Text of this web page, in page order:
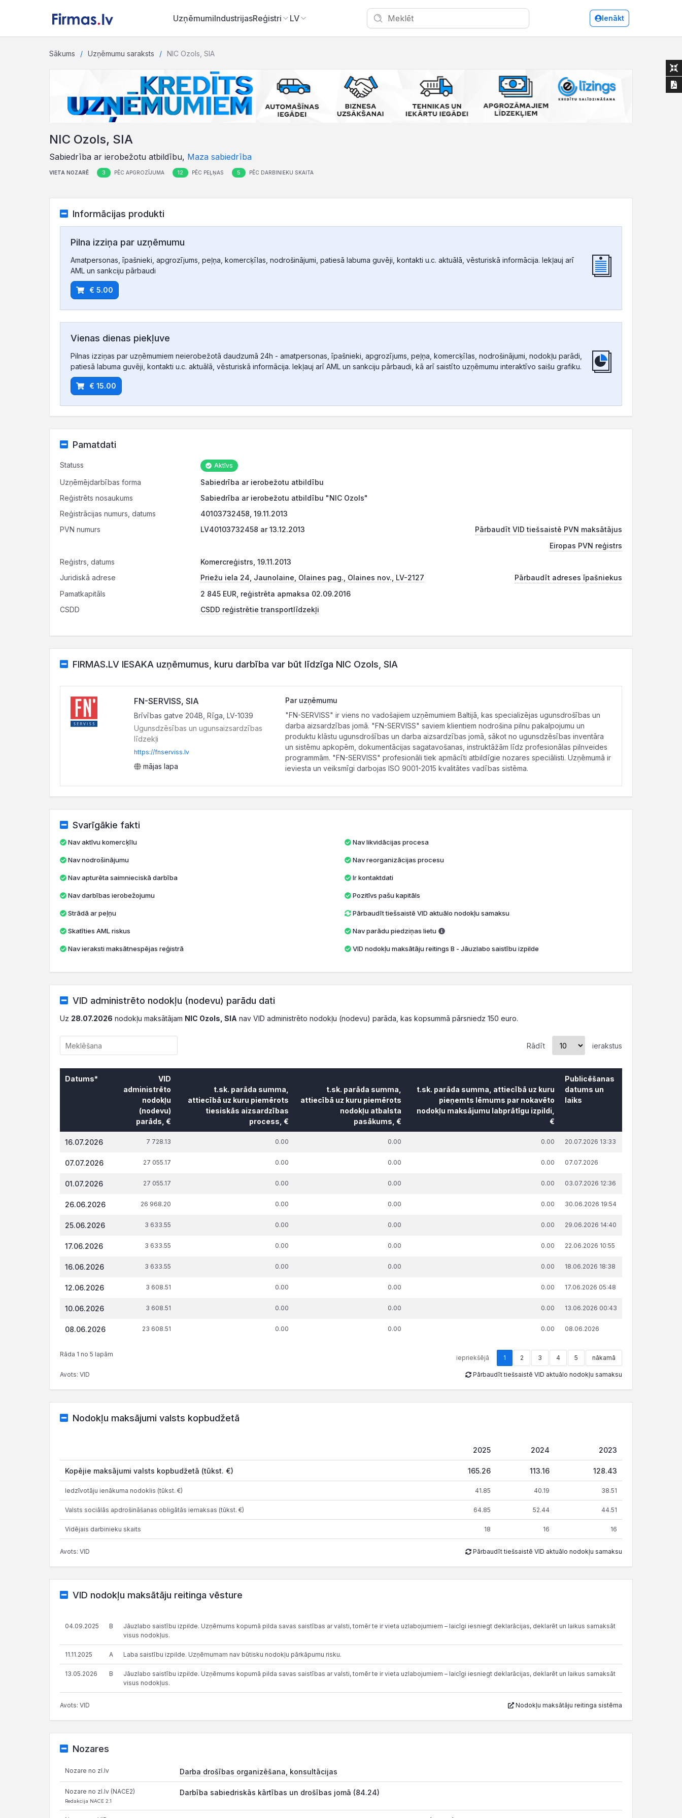
UzņēmumiIndustrijasReģistri LV Ienākt
Sākums Uzņēmumu saraksts NIC Ozols, SIA
NIC Ozols, SIA
Sabiedrība ar ierobežotu atbildību, Maza sabiedrība
VIETA NOZARĒ 3 PĒC APGROZĪJUMA 12 PĒC PEĻŅAS 5 PĒC DARBINIEKU SKAITA
Informācijas produkti
Pilna izziņa par uzņēmumu
Amatpersonas, īpašnieki, apgrozījums, peļņa, komercķīlas, nodrošinājumi, patiesā labuma guvēji, kontakti u.c. aktuālā, vēsturiskā informācija. Iekļauj arī
AML un sankciju pārbaudi
€ 5.00
Vienas dienas piekļuve
Pilnas izziņas par uzņēmumiem neierobežotā daudzumā 24h - amatpersonas, īpašnieki, apgrozījums, peļņa, komercķīlas, nodrošinājumi, nodokļu parādi,
patiesā labuma guvēji, kontakti u.c. aktuālā, vēsturiskā informācija. Iekļauj arī AML un sankciju pārbaudi, kā arī saistīto uzņēmumu interaktīvo saišu grafiku.
€ 15.00
Pamatdati
Statuss Aktīvs
Uzņēmējdarbības forma
Sabiedrība ar ierobežotu atbildību
Reģistrēts nosaukums
Sabiedrība ar ierobežotu atbildību "NIC Ozols"
Reģistrācijas numurs, datums
40103732458, 19.11.2013
PVN numurs
LV40103732458 ar 13.12.2013
Pārbaudīt VID tiešsaistē PVN maksātājus
Eiropas PVN reģistrs
Reģistrs, datums
Komercreģistrs, 19.11.2013
Juridiskā adrese
Priežu iela 24, Jaunolaine, Olaines pag., Olaines nov., LV-2127
Pārbaudīt adreses īpašniekus
Pamatkapitāls
2 845 EUR, reģistrēta apmaksa 02.09.2016
CSDD
CSDD reģistrētie transportlīdzekļi
FIRMAS.LV IESAKA uzņēmumus, kuru darbība var būt līdzīga NIC Ozols, SIA
FN-SERVISS, SIA
Brīvības gatve 204B, Rīga, LV-1039
Ugunsdzēsības un ugunsaizsardzības
līdzekļi
https://fnserviss.lv
mājas lapa
Par uzņēmumu
"FN-SERVISS" ir viens no vadošajiem uzņēmumiem Baltijā, kas specializējas ugunsdrošības un
darba aizsardzības jomā. "FN-SERVISS" saviem klientiem nodrošina pilnu pakalpojumu un
produktu klāstu ugunsdrošības un darba aizsardzības jomā, sākot no ugunsdzēsības inventāra
un sistēmu apkopēm, dokumentācijas sagatavošanas, instruktāžām līdz profesionālas pilnveides
programmām. "FN-SERVISS" profesionāli tiek apmācīti atbildīgie nozares speciālisti. Uzņēmumā ir
ieviesta un veiksmīgi darbojas ISO 9001-2015 kvalitātes vadības sistēma.
Svarīgākie fakti
Nav aktīvu komercķīlu
Nav nodrošinājumu
Nav apturēta saimnieciskā darbība
Nav darbības ierobežojumu
Strādā ar peļņu
Skatīties AML riskus
Nav ieraksti maksātnespējas reģistrā
Nav likvidācijas procesa
Nav reorganizācijas procesu
Ir kontaktdati
Pozitīvs pašu kapitāls
Pārbaudīt tiešsaistē VID aktuālo nodokļu samaksu
Nav parādu piedziņas lietu
VID nodokļu maksātāju reitings B - Jāuzlabo saistību izpilde
VID administrēto nodokļu (nodevu) parādu dati
Uz 28.07.2026 nodokļu maksātājam NIC Ozols, SIA nav VID administrēto nodokļu (nodevu) parāda, kas kopsummā pārsniedz 150 euro.
Rādīt ierakstus
Datums*
VID
administrēto
nodokļu
(nodevu)
parāds, €
t.sk. parāda summa,
attiecībā uz kuru piemērots
tiesiskās aizsardzības
process, €
t.sk. parāda summa,
attiecībā uz kuru piemērots
nodokļu atbalsta
pasākums, €
t.sk. parāda summa, attiecībā uz kuru
pieņemts lēmums par nokavēto
nodokļu maksājumu labprātīgu izpildi,
€
Publicēšanas
datums un
laiks
nodokļu
parāds, €
tiesiskās aizsardzības
nodokļu atbalsta
nodokļu maksājumu labprātīgu izpildi,
laiks
16.07.2026 7 728.13 0.00 0.00 0.00 20.07.2026 13:33
07.07.2026 27 055.17 0.00 0.00 0.00 07.07.2026
01.07.2026 27 055.17 0.00 0.00 0.00 03.07.2026 12:36
26.06.2026 26 968.20 0.00 0.00 0.00 30.06.2026 19:54
25.06.2026 3 633.55 0.00 0.00 0.00 29.06.2026 14:40
17.06.2026 3 633.55 0.00 0.00 0.00 22.06.2026 10:55
16.06.2026 3 633.55 0.00 0.00 0.00 18.06.2026 18:38
12.06.2026 3 608.51 0.00 0.00 0.00 17.06.2026 05:48
10.06.2026 3 608.51 0.00 0.00 0.00 13.06.2026 00:43
08.06.2026 23 608.51 0.00 0.00 0.00 08.06.2026
Rāda 1 no 5 lapām iepriekšējā 1 2 3 4 5 nākamā
Avots: VID Pārbaudīt tiešsaistē VID aktuālo nodokļu samaksu
Nodokļu maksājumi valsts kopbudžetā
2025 2024 2023
Kopējie maksājumi valsts kopbudžetā (tūkst. €) 165.26 113.16 128.43
Iedzīvotāju ienākuma nodoklis (tūkst. €) 41.85 40.19 38.51
Valsts sociālās apdrošināšanas obligātās iemaksas (tūkst. €) 64.85 52.44 44.51
Vidējais darbinieku skaits 18 16 16
Avots: VID Pārbaudīt tiešsaistē VID aktuālo nodokļu samaksu
VID nodokļu maksātāju reitinga vēsture
04.09.2025 B
Jāuzlabo saistību izpilde. Uzņēmums kopumā pilda savas saistības ar valsti, tomēr te ir vieta uzlabojumiem – laicīgi iesniegt deklarācijas, deklarēt un laikus samaksāt
visus nodokļus.
11.11.2025 A Laba saistību izpilde. Uzņēmumam nav būtisku nodokļu pārkāpumu risku.
13.05.2026 B
Jāuzlabo saistību izpilde. Uzņēmums kopumā pilda savas saistības ar valsti, tomēr te ir vieta uzlabojumiem – laicīgi iesniegt deklarācijas, deklarēt un laikus samaksāt
visus nodokļus.
Avots: VID Nodokļu maksātāju reitinga sistēma
Nozares
Nozare no zl.lv Darba drošības organizēšana, konsultācijas
Nozare no zl.lv (NACE2)
Redakcija NACE 2.1
Darbība sabiedriskās kārtības un drošības jomā (84.24)